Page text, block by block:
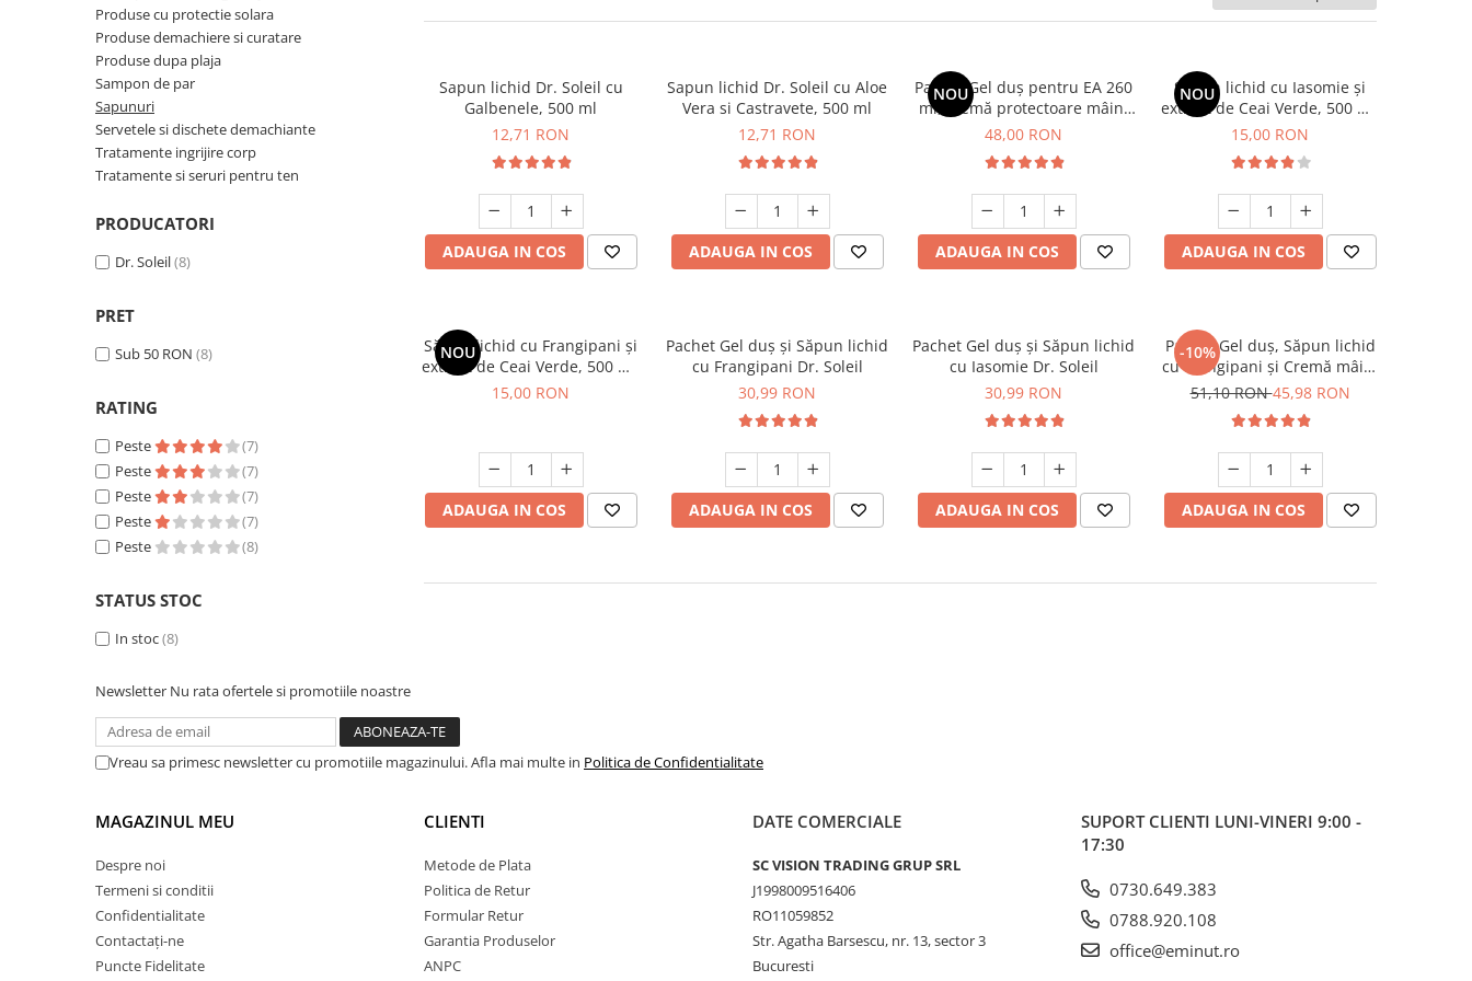
Masti pentru ten si gomaje
Tratamente si seruri pentru ten
Cadite bebe si accesorii baie
Articole igiena dentara copii
Ser fiziologic si comprese sterile
Masti chirurgicale medicale
Produse cu protectie solara
Produse demachiere si curatare
Produse dupa plaja
Sampon de par
Sapunuri
Servetele si dischete demachiante
Tratamente ingrijire corp
Tratamente si seruri pentru ten
PRODUCATORI
Dr. Soleil(8)
PRET
Sub 50 RON (8)
RATING
Peste
(7)
Peste
(7)
Peste
(7)
Peste
(7)
Peste
(8)
STATUS STOC
In stoc(8)
Sapun lichid Dr. Soleil cu
Galbenele, 500 ml
12,71 RON
ADAUGA IN COS
Sapun lichid Dr. Soleil cu Aloe
Vera si Castravete, 500 ml
12,71 RON
ADAUGA IN COS
NOU
Pachet Gel duș pentru EA 260
ml, cremă protectoare mâini
100 ml, săpun lichid
48,00 RON
ADAUGA IN COS
NOU
Săpun lichid cu Iasomie și
extract de Ceai Verde, 500 ml,
Dr. Soleil
15,00 RON
ADAUGA IN COS
NOU
Săpun lichid cu Frangipani și
extract de Ceai Verde, 500 ml,
Dr. Soleil
15,00 RON
ADAUGA IN COS
Pachet Gel duș și Săpun lichid
cu Frangipani Dr. Soleil
30,99 RON
ADAUGA IN COS
Pachet Gel duș și Săpun lichid
cu Iasomie Dr. Soleil
30,99 RON
ADAUGA IN COS
-10%
Pachet Gel duș, Săpun lichid
cu Frangipani și Cremă mâini
Dr. Soleil
51,10 RON45,98 RON
ADAUGA IN COS
Newsletter Nu rata ofertele si promotiile noastre
Vreau sa primesc newsletter cu promotiile magazinului. Afla mai multe in Politica de Confidentialitate
MAGAZINUL MEU
Despre noi
Termeni si conditii
Confidentialitate
Contactați-ne
Puncte Fidelitate
CLIENTI
Metode de Plata
Politica de Retur
Formular Retur
Garantia Produselor
ANPC
DATE COMERCIALE
SC VISION TRADING GRUP SRL
J1998009516406
RO11059852
Str. Agatha Barsescu, nr. 13, sector 3
Bucuresti
SUPORT CLIENTI LUNI-VINERI 9:00 -
17:30
0730.649.383
0788.920.108
office@eminut.ro